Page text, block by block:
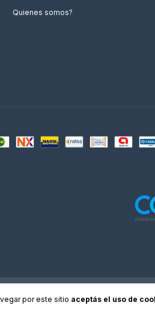
por este sitio aceptás el uso de
Quienes somos?
Todos los derechos reservados.